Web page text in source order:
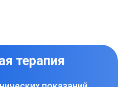
терапия